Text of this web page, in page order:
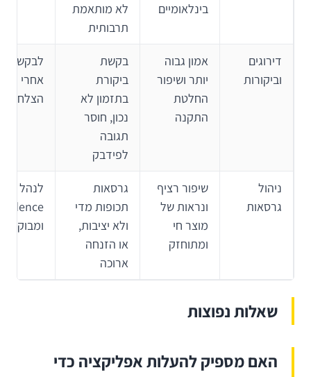
בינלאומיים
לא מותאמת
תרבותית
דירוגים
וביקורות
אמון גבוה
יותר ושיפור
החלטת
התקנה
בקשת
ביקורת
בתזמון לא
נכון, חוסר
תגובה
לפידבק
אחרי
הצלחה
ניהול
גרסאות
שיפור רציף
ונראות של
מוצר חי
ומתוחזק
גרסאות
תכופות מדי
ולא יציבות,
או הזנחה
ארוכה
ומבוקר
שאלות נפוצות
האם מספיק להעלות אפליקציה כדי